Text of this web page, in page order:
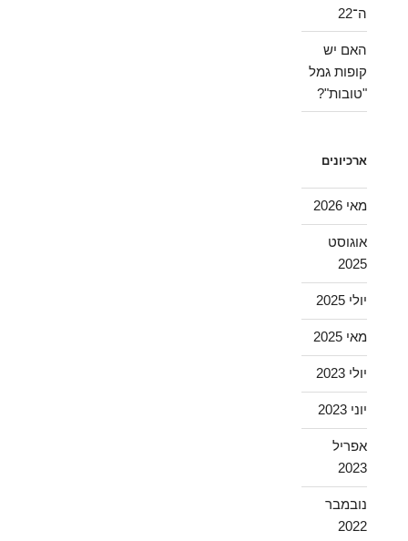
ה־22
האם יש
קופות גמל
"טובות"?
ארכיונים
מאי 2026
אוגוסט
2025
יולי 2025
מאי 2025
יולי 2023
יוני 2023
אפריל
2023
נובמבר
2022